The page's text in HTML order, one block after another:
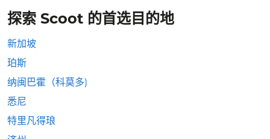
探索 Scoot 的首选目的地
新加坡
珀斯
纳闽巴霍（科莫多)
悉尼
特里凡得琅